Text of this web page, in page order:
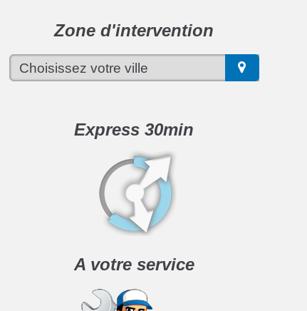
Zone d'intervention
Express 30min
A votre service